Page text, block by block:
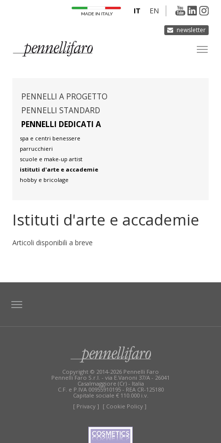
newsletter
EN
IT
PRODOTTI
INNOVAZIONE
DERMOCURA
MEDIA
CONTATTI
PENNELLI A PROGETTO
PENNELLI STANDARD
PENNELLI DEDICATI A
spa e centri benessere
parrucchieri
scuole e make-up artist
istituti d'arte e accademie
hobby e bricolage
Istituti d'arte e accademie
Articoli disponibili a breve
Copyright © 2014-2026 Pennelli Faro
Pennelli Faro S.r.l. - via E.Vanoni 37/A - 26041
Casalmaggiore (Cr) - Italia
C.F. e P.IVA 00955910195 - REA CR-125180
Capitale sociale € 110.000 i.v.
[ Privacy ] [ Cookie Policy ]